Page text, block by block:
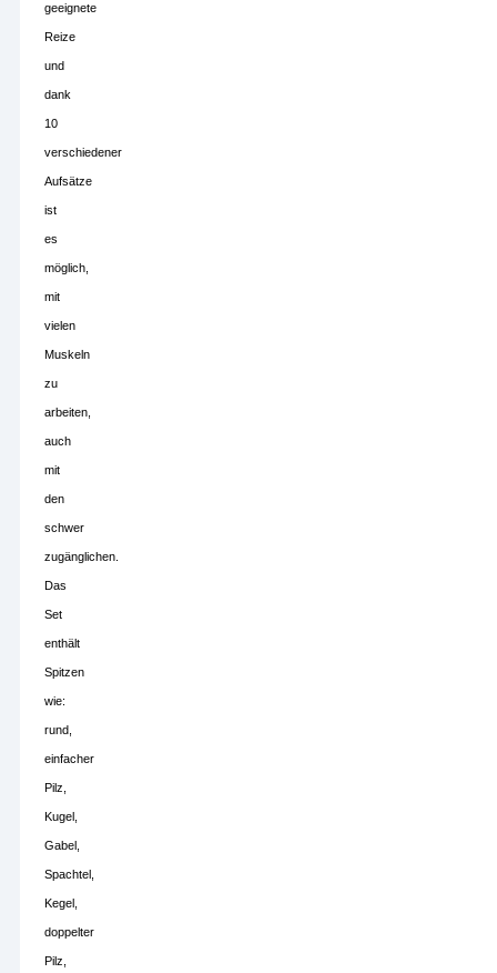
geeignete
Reize
und
dank
10
verschiedener
Aufsätze
ist
es
möglich,
mit
vielen
Muskeln
zu
arbeiten,
auch
mit
den
schwer
zugänglichen.
Das
Set
enthält
Spitzen
wie:
rund,
einfacher
Pilz,
Kugel,
Gabel,
Spachtel,
Kegel,
doppelter
Pilz,